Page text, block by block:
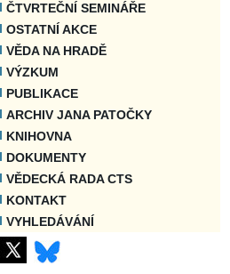
ČTVRTEČNÍ SEMINÁŘE
OSTATNÍ AKCE
VĚDA NA HRADĚ
VÝZKUM
PUBLIKACE
ARCHIV JANA PATOČKY
KNIHOVNA
DOKUMENTY
VĚDECKÁ RADA CTS
KONTAKT
VYHLEDÁVÁNÍ